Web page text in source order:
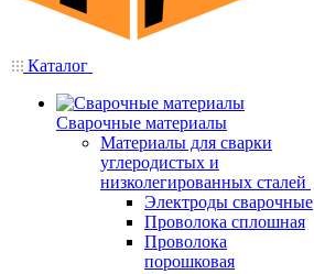
Каталог
Сварочные материалы
Материалы для сварки
углеродистых и
низколегированных сталей
Электроды сварочные
Проволока сплошная
Проволока
порошковая